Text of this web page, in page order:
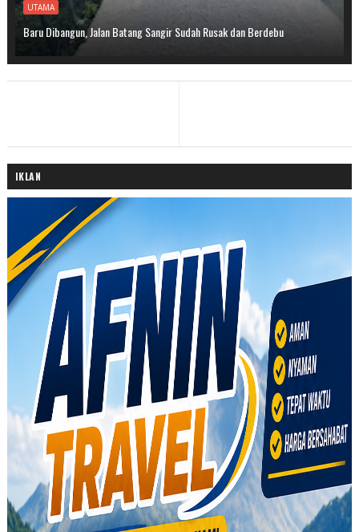
UTAMA
Baru Dibangun, Jalan Batang Sangir Sudah Rusak dan Berdebu
IKLAN